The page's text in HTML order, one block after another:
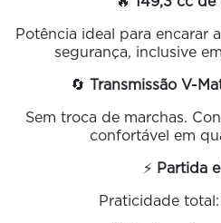
Potência ideal para encarar
segurança, inclusive
🔄 Transmissão V-
Sem troca de marchas.
confortável em
⚡ Partida
Praticidade